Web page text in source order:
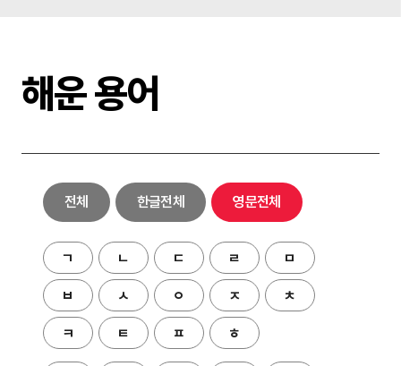
해운 용어
전체 한글전체 영문전체
ㄱ ㄴ ㄷ ㄹ ㅁ
ㅂ ㅅ ㅇ ㅈ ㅊ
ㅋ ㅌ ㅍ ㅎ